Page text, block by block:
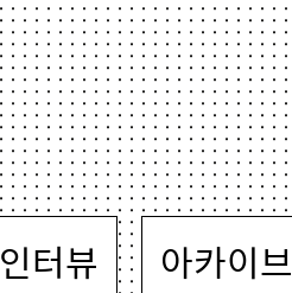
인터뷰 아카이브